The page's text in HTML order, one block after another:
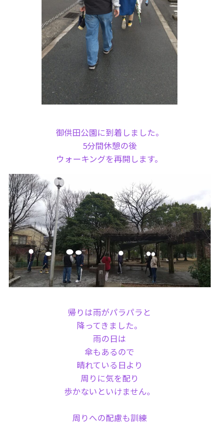
御供田公園に到着しました。
5分間休憩の後
ウォーキングを再開します。
帰りは雨がパラパラと
降ってきました。
雨の日は
傘もあるので
晴れている日より
周りに気を配り
歩かないといけません。
周りへの配慮も訓練